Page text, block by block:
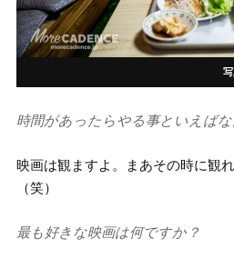
時間があったらやる事といえば
映画は観ますよ。まあその時に観
（笑）
最も好きな映画は何ですか？